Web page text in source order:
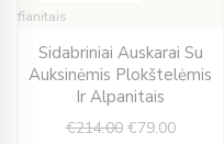
Sidabriniai Auskarai Su
Auksinėmis Plokštelėmis
Ir Alpanitais
€214.00
price
was:
€214.00.
€79.00
price
is: